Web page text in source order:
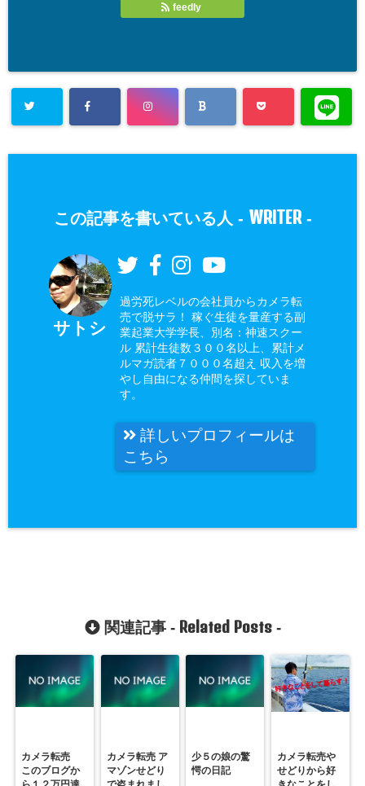
feedly
この記事を書いている人 - WRITER-
サトシ
過労死レベルの会社員からカメラ転
売で脱サラ！ 稼ぐ生徒を量産する副
業起業大学学長、別名：神速スクー
ル 累計生徒数３００名以上、累計メ
ルマガ読者７０００名超え 収入を増
やし自由になる仲間を探していま
す。
詳しいプロフィールは
こちら
関連記事 - Related Posts-
カメラ転売
このブログか
カメラ転売 ア
マゾンせどり
少５の娘の驚
愕の日記
カメラ転売や
せどりから好